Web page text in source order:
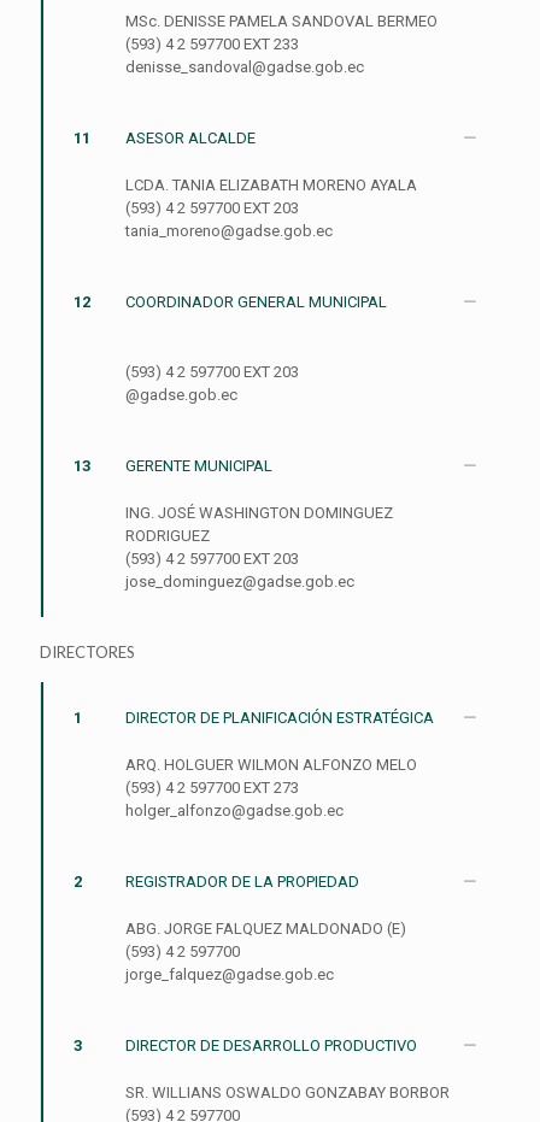
MSc. DENISSE PAMELA SANDOVAL BERMEO
(593) 4 2 597700 EXT 233
denisse_sandoval@gadse.gob.ec
11 ASESOR ALCALDE
LCDA. TANIA ELIZABATH MORENO AYALA
(593) 4 2 597700 EXT 203
tania_moreno@gadse.gob.ec
12 COORDINADOR GENERAL MUNICIPAL
(593) 4 2 597700 EXT 203
@gadse.gob.ec
13 GERENTE MUNICIPAL
ING. JOSÉ WASHINGTON DOMINGUEZ
RODRIGUEZ
(593) 4 2 597700 EXT 203
jose_dominguez@gadse.gob.ec
DIRECTORES
1 DIRECTOR DE PLANIFICACIÓN ESTRATÉGICA
ARQ. HOLGUER WILMON ALFONZO MELO
(593) 4 2 597700 EXT 273
holger_alfonzo@gadse.gob.ec
2 REGISTRADOR DE LA PROPIEDAD
ABG. JORGE FALQUEZ MALDONADO (E)
(593) 4 2 597700
jorge_falquez@gadse.gob.ec
3 DIRECTOR DE DESARROLLO PRODUCTIVO
SR. WILLIANS OSWALDO GONZABAY BORBOR
(593) 4 2 597700